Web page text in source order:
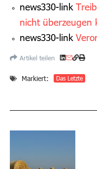
news330-link
nicht überzeugen
news330-link
Artikel teilen
Markiert: Das Letzte